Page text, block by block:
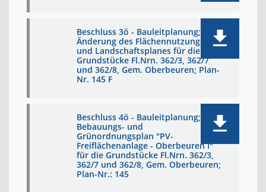
Beschluss 3ö - Bauleitplanung;
Änderung des Flächennutzungs-
und Landschaftsplanes für die
Grundstücke Fl.Nrn. 362/3, 362/7
und 362/8, Gem. Oberbeuren; Plan-
Nr. 145 F
Beschluss 4ö - Bauleitplanung;
Bebauungs- und
Grünordnungsplan "PV-
Freiflächenanlage - Oberbeuren I"
für die Grundstücke Fl.Nrn. 362/3,
362/7 und 362/8, Gem. Oberbeuren;
Plan-Nr.: 145